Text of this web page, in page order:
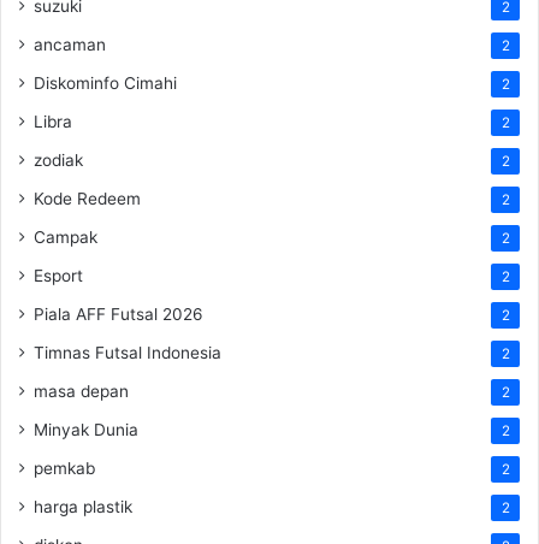
suzuki 2
ancaman 2
Diskominfo Cimahi 2
Libra 2
zodiak 2
Kode Redeem 2
Campak 2
Esport 2
Piala AFF Futsal 2026 2
Timnas Futsal Indonesia 2
masa depan 2
Minyak Dunia 2
pemkab 2
harga plastik 2